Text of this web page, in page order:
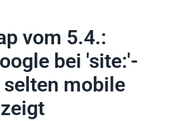
vom 5.4.:
bei 'site:'-
mobile